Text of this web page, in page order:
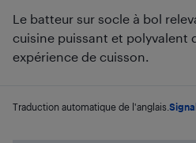
Le batteur sur socle à bol
cuisine puissant et polyvalent
expérience de cuisson.
Traduction automatique de l'anglais.